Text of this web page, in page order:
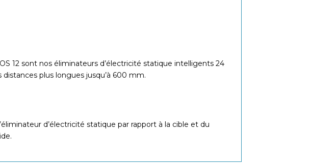
12 sont nos éliminateurs d’électricité statique intelligents 24
distances plus longues jusqu’à 600 mm.
d’électricité statique par rapport à la cible et du